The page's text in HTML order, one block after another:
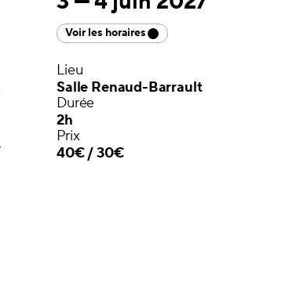
Voir les horaires
Lieu
Salle Renaud-Barrault
Durée
2h
Prix
40€ / 30€